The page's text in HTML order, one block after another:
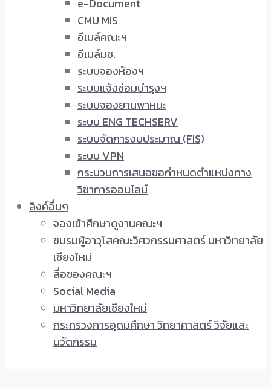
e-Document
CMU MIS
อีเมล์คณะฯ
อีเมล์มช.
ระบบจองห้องฯ
ระบบแจ้งซ่อมบำรุงฯ
ระบบจองยานพาหนะ
ระบบ ENG TECHSERV
ระบบจัดการงบประมาณ (FIS)
ระบบ VPN
กระบวนการเสนอขอกำหนดตำแหน่งทาง
วิชาการออนไลน์
ลิงค์อื่นๆ
จองเข้าศึกษาดูงานคณะฯ
ชมรมผู้อาวุโสคณะวิศวกรรมศาสตร์ มหาวิทยาลัย
เชียงใหม่
สื่อของคณะฯ
Social Media
มหาวิทยาลัยเชียงใหม่
กระทรวงการอุดมศึกษา วิทยาศาสตร์ วิจัยและ
นวัตกรรม